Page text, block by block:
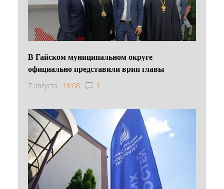
В Гайском муниципальном округе
официально представили врип главы
7 августа 16:08 1